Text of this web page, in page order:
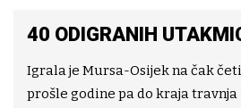
40 ODIGRANIH
Igrala je Mursa-Osijek na čak
prošle godine pa do kraja travnja